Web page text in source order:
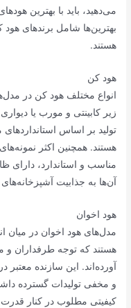
می‌دهید، باید با بهترین
بهترین‌ها شامل برندهای هود
هستند.
هود کن
انواع مختلف هود کن در
زیر کابینتی و مورب یا
تولید بر اساس
هستند. همچنین اکثر
مناسب و استاندارد، دارای
آن‌ها به جذابیت
هود اخوان
مدل‌های هود اخوان در میان
هستند که توجه طرفداران
آورده‌اند. این سازنده معتبر
و مخفی تولیدات گسترده
کیفیتی مطلوب در کنار